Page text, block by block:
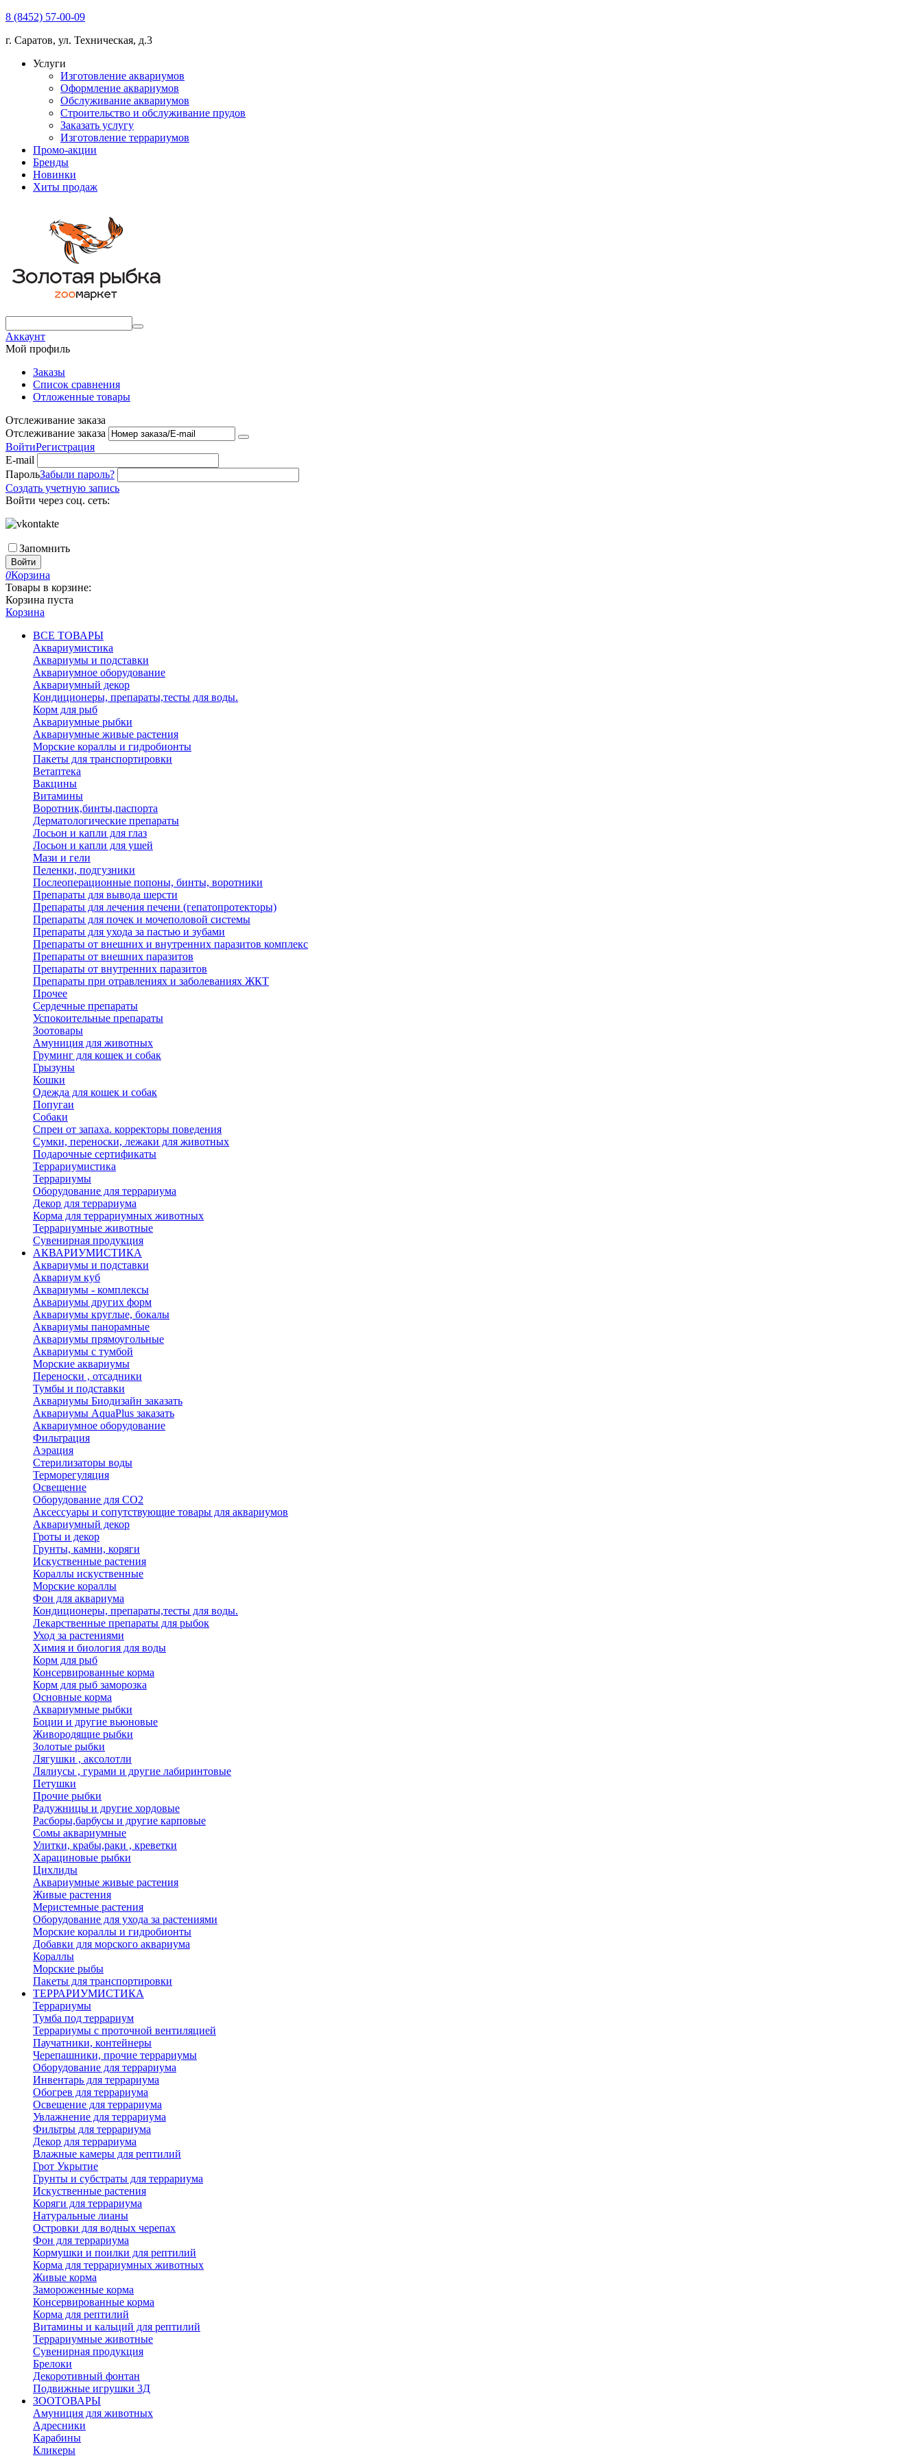
8 (8452) 57-00-09
г. Саратов, ул. Техническая, д.3
Услуги
Изготовление аквариумов
Оформление аквариумов
Обслуживание аквариумов
Строительство и обслуживание прудов
Заказать услугу
Изготовление террариумов
Промо-акции
Бренды
Новинки
Хиты продаж
Аккаунт
Мой профиль
Заказы
Список сравнения
Отложенные товары
Отслеживание заказа
Отслеживание заказа
ВойтиРегистрация
E-mail
ПарольЗабыли пароль?
Создать учетную запись
Войти через соц. сеть:
Запомнить
Войти
0Корзина
Товары в корзине:
Корзина пуста
Корзина
ВСЕ ТОВАРЫ
Аквариумистика
Аквариумы и подставки
Аквариумное оборудование
Аквариумный декор
Кондиционеры, препараты,тесты для воды.
Корм для рыб
Аквариумные рыбки
Аквариумные живые растения
Морские кораллы и гидробионты
Пакеты для транспортировки
Ветаптека
Вакцины
Витамины
Воротник,бинты,паспорта
Дерматологические препараты
Лосьон и капли для глаз
Лосьон и капли для ушей
Мази и гели
Пеленки, подгузники
Послеоперационные попоны, бинты, воротники
Препараты для вывода шерсти
Препараты для лечения печени (гепатопротекторы)
Препараты для почек и мочеполовой системы
Препараты для ухода за пастью и зубами
Препараты от внешних и внутренних паразитов комплекс
Препараты от внешних паразитов
Препараты от внутренних паразитов
Препараты при отравлениях и заболеваниях ЖКТ
Прочее
Сердечные препараты
Успокоительные препараты
Зоотовары
Амуниция для животных
Груминг для кошек и собак
Грызуны
Кошки
Одежда для кошек и собак
Попугаи
Собаки
Спреи от запаха. корректоры поведения
Сумки, переноски, лежаки для животных
Подарочные сертификаты
Террариумистика
Террариумы
Оборудование для террариума
Декор для террариума
Корма для террариумных животных
Террариумные животные
Сувенирная продукция
АКВАРИУМИСТИКА
Аквариумы и подставки
Аквариум куб
Аквариумы - комплексы
Аквариумы других форм
Аквариумы круглые, бокалы
Аквариумы панорамные
Аквариумы прямоугольные
Аквариумы с тумбой
Морские аквариумы
Переноски , отсадники
Тумбы и подставки
Аквариумы Биодизайн заказать
Аквариумы AquaPlus заказать
Аквариумное оборудование
Фильтрация
Аэрация
Стерилизаторы воды
Терморегуляция
Освещение
Оборудование для CO2
Аксессуары и сопутствующие товары для аквариумов
Аквариумный декор
Гроты и декор
Грунты, камни, коряги
Искуственные растения
Кораллы искуственные
Морские кораллы
Фон для аквариума
Кондиционеры, препараты,тесты для воды.
Лекарственные препараты для рыбок
Уход за растениями
Химия и биология для воды
Корм для рыб
Консервированные корма
Корм для рыб заморозка
Основные корма
Аквариумные рыбки
Боции и другие вьюновые
Живородящие рыбки
Золотые рыбки
Лягушки , аксолотли
Лялиусы , гурами и другие лабиринтовые
Петушки
Прочие рыбки
Радужницы и другие хордовые
Расборы,барбусы и другие карповые
Сомы аквариумные
Улитки, крабы,раки , креветки
Харациновые рыбки
Цихлиды
Аквариумные живые растения
Живые растения
Меристемные растения
Оборудование для ухода за растениями
Морские кораллы и гидробионты
Добавки для морского аквариума
Кораллы
Морские рыбы
Пакеты для транспортировки
ТЕРРАРИУМИСТИКА
Террариумы
Тумба под террариум
Террариумы с проточной вентиляцией
Паучатники, контейнеры
Черепашники, прочие террариумы
Оборудование для террариума
Инвентарь для террариума
Обогрев для террариума
Освещение для террариума
Увлажнение для террариума
Фильтры для террариума
Декор для террариума
Влажные камеры для рептилий
Грот Укрытие
Грунты и субстраты для террариума
Искуственные растения
Коряги для террариума
Натуральные лианы
Островки для водных черепах
Фон для террариума
Кормушки и поилки для рептилий
Корма для террариумных животных
Живые корма
Замороженные корма
Консервированные корма
Корма для рептилий
Витамины и кальций для рептилий
Террариумные животные
Сувенирная продукция
Брелоки
Декоротивный фонтан
Подвижные игрушки 3Д
ЗООТОВАРЫ
Амуниция для животных
Адресники
Карабины
Кликеры